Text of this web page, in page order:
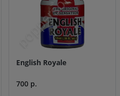
English Royale
700 р.